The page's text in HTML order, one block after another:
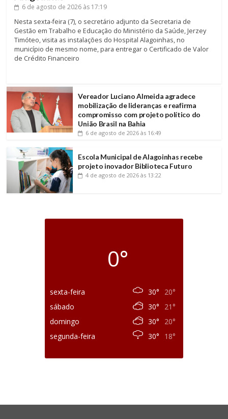
6 de agosto de 2026 às 17:19
Nesta sexta-feira (7), o secretário adjunto da Secretaria de
Gestão em Trabalho e Educação do Ministério da Saúde, Jerzey
Timóteo, visita as instalações do Hospital Alagoinhas, no
município de mesmo nome, para entregar o Certificado de Valor
de Crédito Financeiro
Vereador Luciano Almeida agradece
mobilização de lideranças e reafirma
compromisso com projeto político do
União Brasil na Bahia
6 de agosto de 2026 às 16:49
Escola Municipal de Alagoinhas recebe
projeto inovador Biblioteca Futuro
4 de agosto de 2026 às 13:22
0°
sexta-feira 30°
20°
sábado
30°
21°
domingo
30°
20°
segunda-feira
30° 18°